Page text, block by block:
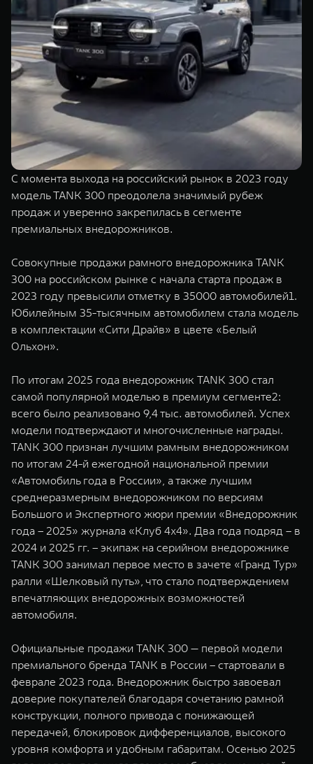
TANK 500
Веди за собой
от 6 499 000 ₽
TANK 700
Сила
от 10 199
WEY 07
Расширяя границы комфорта
WEY 05
WEY 80
Масштаб возможностей
от 6 449 000 ₽
WEY 80
от 8 099
TANK Финансы
Корпоративным клиентам
TANK ФИНАНСЫ
TANK Кредит
TANK Лизинг
TANK Страхование
Сервис
Специальные предложения
Моторные масла
ЦИФРОВЫЕ СЕРВИСЫ TANK
Цифровые сервисы TANK
Подписки
С момента выхода на российский рынок в 2023 году
модель TANK 300 преодолела значимый рубеж
продаж и уверенно закрепилась в сегменте
премиальных внедорожников.
Совокупные продажи рамного внедорожника TANK
300 на российском рынке с начала старта продаж в
2023 году превысили отметку в 35000 автомобилей1.
Юбилейным 35-тысячным автомобилем стала модель
в комплектации «Сити Драйв» в цвете «Белый
Ольхон».
По итогам 2025 года внедорожник TANK 300 стал
самой популярной моделью в премиум сегменте2:
всего было реализовано 9,4 тыс. автомобилей. Успех
модели подтверждают и многочисленные награды.
TANK 300 признан лучшим рамным внедорожником
по итогам 24-й ежегодной национальной премии
«Автомобиль года в России», а также лучшим
среднеразмерным внедорожником по версиям
Большого и Экспертного жюри премии «Внедорожник
года – 2025» журнала «Клуб 4x4». Два года подряд – в
2024 и 2025 гг. – экипаж на серийном внедорожнике
TANK 300 занимал первое место в зачете «Гранд Тур»
ралли «Шелковый путь», что стало подтверждением
впечатляющих внедорожных возможностей
автомобиля.
Официальные продажи TANK 300 — первой модели
премиального бренда TANK в России – стартовали в
феврале 2023 года. Внедорожник быстро завоевал
доверие покупателей благодаря сочетанию рамной
конструкции, полного привода с понижающей
передачей, блокировок дифференциалов, высокого
уровня комфорта и удобным габаритам. Осенью 2025